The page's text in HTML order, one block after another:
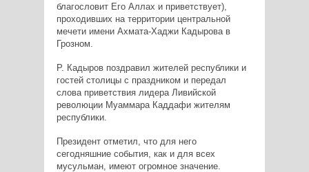
благословит Его Аллах и приветствует),
проходивших на территории центральной
мечети имени Ахмата-Хаджи Кадырова в
Грозном.
Р. Кадыров поздравил жителей республики и
гостей столицы с праздником и передал
слова приветствия лидера Ливийской
революции Муаммара Каддафи жителям
республики.
Президент отметил, что для него
сегодняшние события, как и для всех
мусульман, имеют огромное значение.